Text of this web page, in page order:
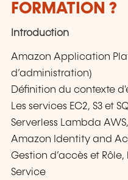
FORMATION ?
Introduction
Amazon Application
d’administration)
Définition du contexte
Les services EC2, S3 et
Serverless Lambda
Amazon Identity and
Gestion d’accès et Rôle,
Service